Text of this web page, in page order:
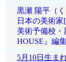
黒瀬 陽平（
日本の美術家
美術予備校
HOUSE』編集
5月10日生ま